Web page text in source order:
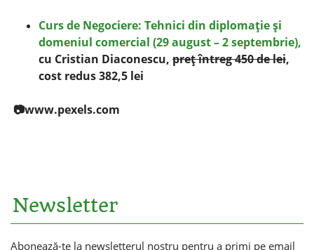
Curs de Negociere: Tehnici din diplomaţie şi
domeniul comercial (29 august – 2 septembrie),
cu Cristian Diaconescu, preţ întreg 450 de lei,
cost redus 382,5 lei
📷www.pexels.com
Newsletter
Abonează-te la newsletterul nostru pentru a primi pe email